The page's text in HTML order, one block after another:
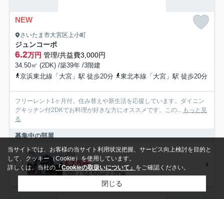
NEW
さいたま市大宮区上小町
ジュンコーポ
6.2万円 管理/共益費3,000円
34.50㎡ (2DK) /築39年 /3階建
京浜東北線「大宮」駅 徒歩20分
東北本線「大宮」駅 徒歩20分
フリーレント1ヶ月付。住み替えや新生活を応援しています。ダイニン
グキッチン付2DKでお料理が好きな方にオススメです。この...
もっと見
る
募集中の部屋
302
6.2万円
3階 / 34.50㎡ / 2DK
当サイトでは、お客様の当サイト利用状況把握、サービス向上検討を目的と
して、クッキー（Cookie）を使用しています。
詳しくは、当社の 「Cookieの取扱いについて」 をご確認ください。
閉じる